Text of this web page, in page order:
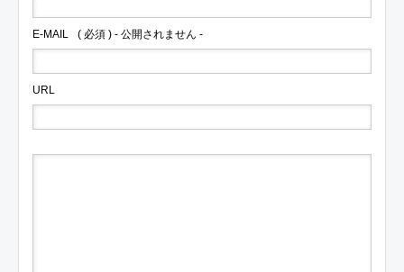
E-MAIL ( 必須 ) - 公開されません -
URL